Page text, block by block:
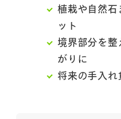
植栽や自然石
ット
境界部分を整
がりに
将来の手入